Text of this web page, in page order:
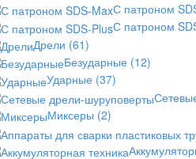
С патроном
С патроном
Дрели (61)
Безударные (12)
Ударные (37)
Миксеры (2)